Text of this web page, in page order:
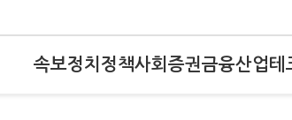
속보정치 정책사회 증권금융산업테